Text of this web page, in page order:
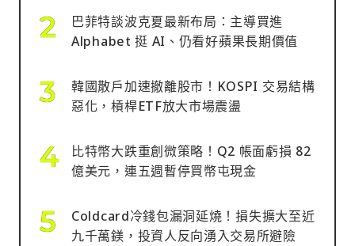
巴菲特談波克夏最新布局：主導買進
Alphabet 挺 AI、仍看好蘋果長期價值
韓國散戶加速撤離股市！KOSPI 交易結構
惡化，槓桿ETF放大市場震盪
比特幣大跌重創微策略！Q2 帳面虧損 82
億美元，連五週暫停買幣屯現金
Coldcard冷錢包漏洞延燒！損失擴大至近
九千萬鎂，投資人反向湧入交易所避險